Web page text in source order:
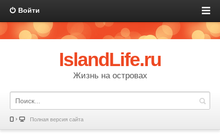
Войти
IslandLife.ru
Жизнь на островах
Полная версия сайта